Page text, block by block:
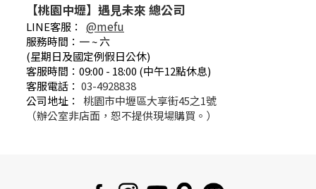
【桃園中壢】遇見未來 總公司
LINE客服： @mefu
服務時間：一 ~ 六
(星期日及國定例假日公休)
客服時間：09:00 - 18:00 (中午12點休息)
客服電話： 03-4928838
公司地址：
桃園市中壢區大享街45之1號
（辦公室非店面，恕不提供現場購買。）